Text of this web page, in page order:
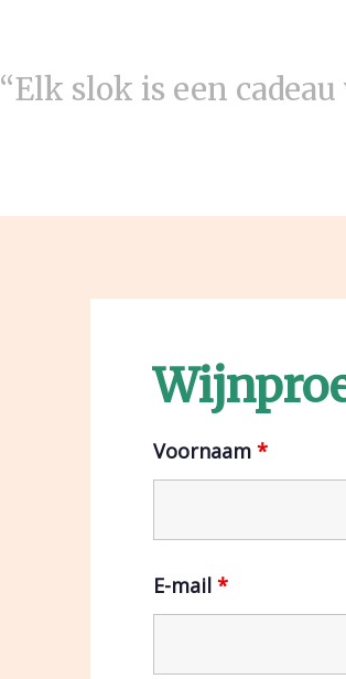
“Elk slok is een
Voornaam *
E-mail *